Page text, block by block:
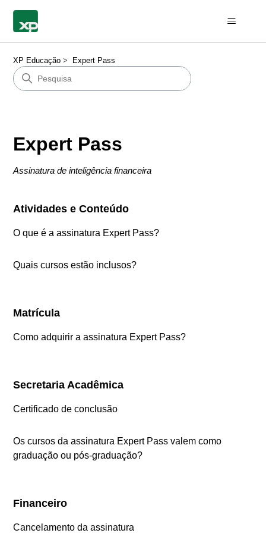
XP Educação Expert Pass
Expert Pass
Assinatura de inteligência financeira
Atividades e Conteúdo
O que é a assinatura Expert Pass?
Quais cursos estão inclusos?
Matrícula
Como adquirir a assinatura Expert Pass?
Secretaria Acadêmica
Certificado de conclusão
Os cursos da assinatura Expert Pass valem como
graduação ou pós-graduação?
Financeiro
Cancelamento da assinatura